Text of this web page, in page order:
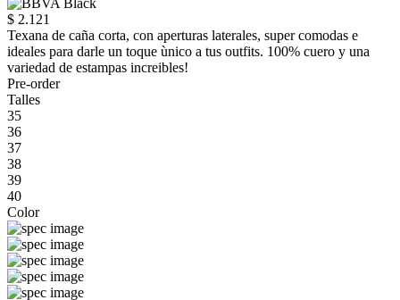
$ 2.121
Texana de caña corta, con aperturas laterales, super comodas e
ideales para darle un toque ùnico a tus outfits. 100% cuero y una
variedad de estampas increibles!
Pre-order
Talles
35
36
37
38
39
40
Color